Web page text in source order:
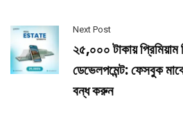
Next Post
২৫,০০০ টাকায়
ডেভেলপমেন্ট: ফেসবুক
বন্ধ করুন